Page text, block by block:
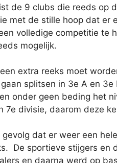
de 9 clubs die reeds op
met de stille hoop dat er
volledige competitie te
mogelijk.
extra reeks moet
splitsen in 3e A en
onder geen beding het
7e divisie, daarom deze
dat er weer een
De sportieve stijgers en
en daarna werd op